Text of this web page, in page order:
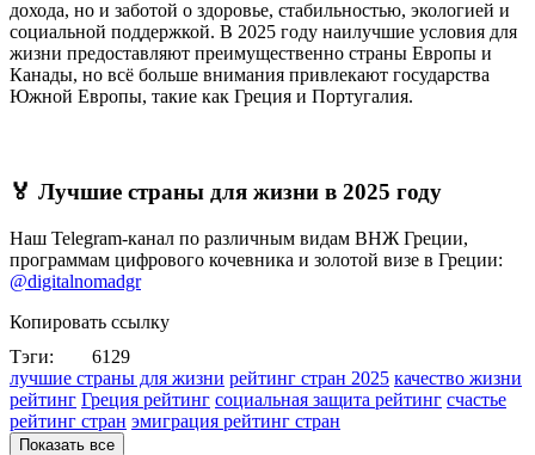
дохода, но и заботой о здоровье, стабильностью, экологией и
социальной поддержкой. В 2025 году наилучшие условия для
жизни предоставляют преимущественно страны Европы и
Канады, но всё больше внимания привлекают государства
Южной Европы, такие как Греция и Португалия.
🏅 Лучшие страны для жизни в 2025 году
Наш Telegram-канал по различным видам ВНЖ Греции,
программам цифрового кочевника и золотой визе в Греции:
@digitalnomadgr
Копировать ссылку
Тэги:
6129
лучшие страны для жизни рейтинг стран 2025 качество жизни
рейтинг Греция рейтинг социальная защита рейтинг счастье
рейтинг стран эмиграция рейтинг стран
Показать все